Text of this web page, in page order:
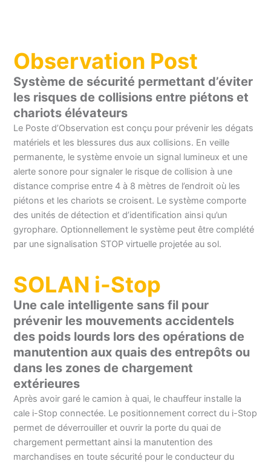
Observation Post
Système de sécurité permettant d’éviter
les risques de collisions entre piétons et
chariots élévateurs
Le Poste d’Observation est conçu pour prévenir les dégats
matériels et les blessures dus aux collisions. En veille
permanente, le système envoie un signal lumineux et une
alerte sonore pour signaler le risque de collision à une
distance comprise entre 4 à 8 mètres de l’endroit où les
piétons et les chariots se croisent. Le système comporte
des unités de détection et d’identification ainsi qu’un
gyrophare. Optionnellement le système peut être complété
par une signalisation STOP virtuelle projetée au sol.
SOLAN i-Stop
Une cale intelligente sans fil pour
prévenir les mouvements accidentels
des poids lourds lors des opérations de
manutention aux quais des entrepôts ou
dans les zones de chargement
extérieures
Après avoir garé le camion à quai, le chauffeur installe la
cale i-Stop connectée. Le positionnement correct du i-Stop
permet de déverrouiller et ouvrir la porte du quai de
chargement permettant ainsi la manutention des
marchandises en toute sécurité pour le conducteur du